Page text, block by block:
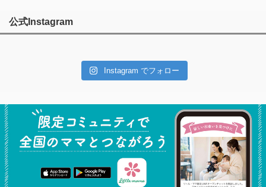
公式Instagram
Instagram でフォロー